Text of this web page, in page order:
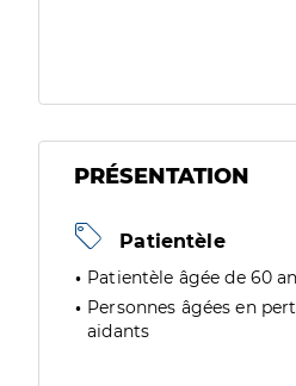
PRÉSENTATION
Patientèle
Patientèle âgée de 60
Personnes âgées en
aidants